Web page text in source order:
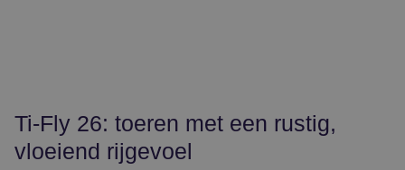
Ti-Fly 26: toeren met een rustig,
vloeiend rijgevoel